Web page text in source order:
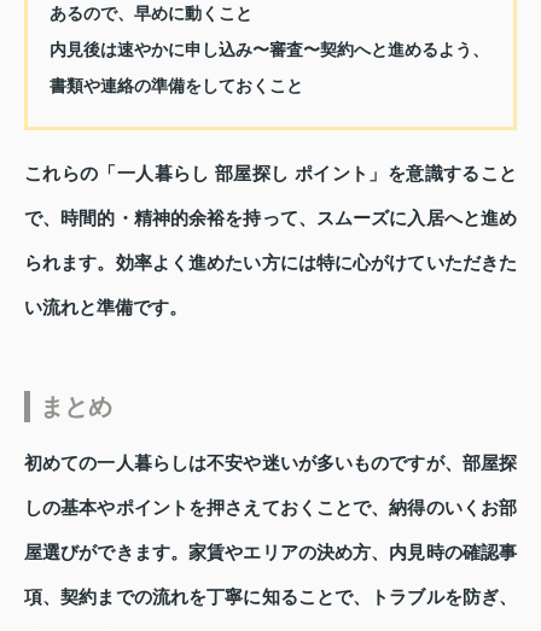
あるので、早めに動くこと
内見後は速やかに申し込み〜審査〜契約へと進めるよう、
書類や連絡の準備をしておくこと
これらの「一人暮らし 部屋探し ポイント」を意識すること
で、時間的・精神的余裕を持って、スムーズに入居へと進め
られます。効率よく進めたい方には特に心がけていただきた
い流れと準備です。
まとめ
初めての一人暮らしは不安や迷いが多いものですが、部屋探
しの基本やポイントを押さえておくことで、納得のいくお部
屋選びができます。家賃やエリアの決め方、内見時の確認事
項、契約までの流れを丁寧に知ることで、トラブルを防ぎ、